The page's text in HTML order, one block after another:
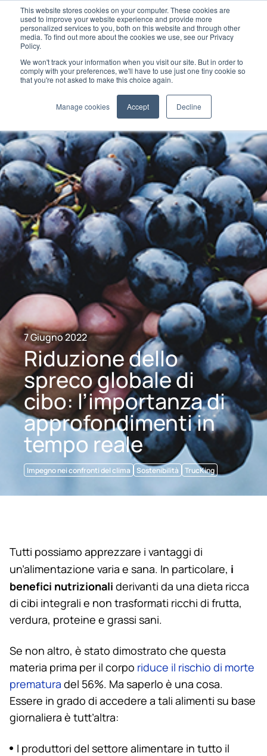
This website stores cookies on your computer. These cookies are
used to improve your website experience and provide more
personalized services to you, both on this website and through other
media. To find out more about the cookies we use, see our Privacy
Policy.
We won't track your information when you visit our site. But in order to
comply with your preferences, we'll have to use just one tiny cookie so
that you're not asked to make this choice again.
Manage cookies Accept Decline
7 Giugno 2022
Riduzione dello
spreco globale di
cibo: l’importanza di
approfondimenti in
tempo reale
Impegno nei confronti del clima Sostenibilità TrucKing
Tutti possiamo apprezzare i vantaggi di
un’alimentazione varia e sana. In particolare, i
benefici nutrizionali derivanti da una dieta ricca
di cibi integrali e non trasformati ricchi di frutta,
verdura, proteine e grassi sani.
Se non altro, è stato dimostrato che questa
materia prima per il corpo riduce il rischio di morte
prematura del 56%. Ma saperlo è una cosa.
Essere in grado di accedere a tali alimenti su base
giornaliera è tutt’altra:
I produttori del settore alimentare in tutto il